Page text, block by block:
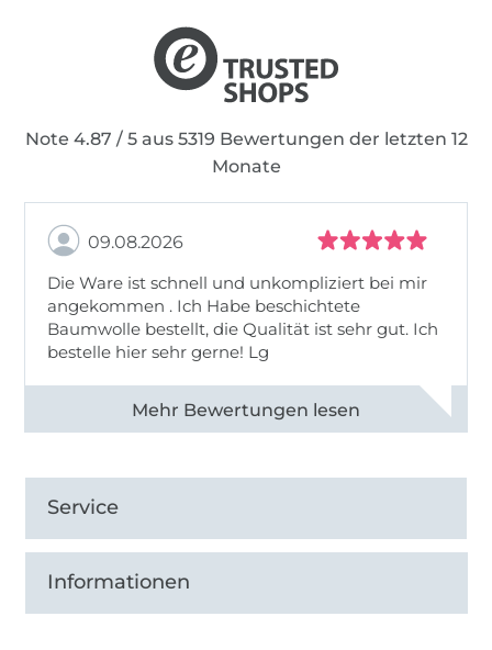
Note 4.87 / 5 aus 5319 Bewertungen der letzten 12
Monate
09.08.2026
Die Ware ist schnell und unkompliziert bei mir
angekommen . Ich Habe beschichtete
Baumwolle bestellt, die Qualität ist sehr gut. Ich
bestelle hier sehr gerne! Lg
Alle 83031 Bewertungen ansehen
Service
Informationen